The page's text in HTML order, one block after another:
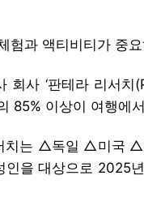
험과 액티비티가 중요
회사 ‘판테라 리서
85% 이상이 여행에
치는 △독일 △미국
을 대상으로 2025